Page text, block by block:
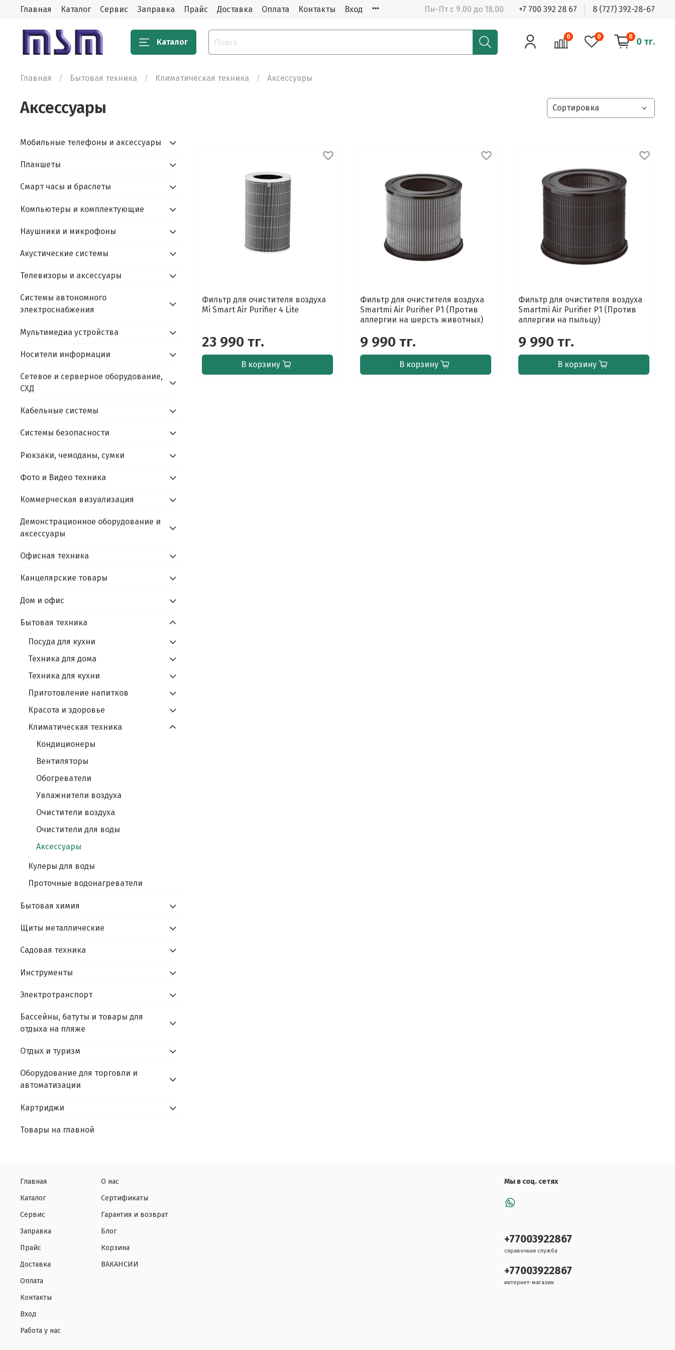
Главная Каталог Сервис Заправка Прайс Доставка Оплата Контакты Вход Пн-Пт с 9.00 до 18.00 +7 700 392 28 67 8 (727) 392-28-67
Каталог
0 0 0 0 тг.
Главная Бытовая техника Климатическая техника Аксессуары
Аксессуары
Фильтр для очистителя воздуха
Mi Smart Air Purifier 4 Lite
23 990 тг.
В корзину
Фильтр для очистителя воздуха
Smartmi Air Purifier P1 (Против
аллергии на шерсть животных)
9 990 тг.
В корзину
Фильтр для очистителя воздуха
Smartmi Air Purifier P1 (Против
аллергии на пыльцу)
9 990 тг.
В корзину
Мобильные телефоны и аксессуары
Планшеты
Смарт часы и браслеты
Компьютеры и комплектующие
Наушники и микрофоны
Акустические системы
Телевизоры и аксессуары
Системы автономного
электроснабжения
Мультимедиа устройства
Носители информации
Сетевое и серверное оборудование,
СХД
Кабельные системы
Системы безопасности
Рюкзаки, чемоданы, сумки
Фото и Видео техника
Коммерческая визуализация
Демонстрационное оборудование и
аксессуары
Офисная техника
Канцелярские товары
Дом и офис
Бытовая техника
Посуда для кухни
Техника для дома
Техника для кухни
Приготовление напитков
Красота и здоровье
Климатическая техника
Кондиционеры
Вентиляторы
Обогреватели
Увлажнители воздуха
Очистители воздуха
Очистители для воды
Аксессуары
Кулеры для воды
Проточные водонагреватели
Бытовая химия
Щиты металлические
Садовая техника
Инструменты
Электротранспорт
Бассейны, батуты и товары для
отдыха на пляже
Отдых и туризм
Оборудование для торговли и
автоматизации
Картриджи
Товары на главной
Главная
Каталог
Сервис
Заправка
Прайс
Доставка
Оплата
Контакты
Вход
Работа у нас
О нас
Сертификаты
Гарантия и возврат
Блог
Корзина
ВАКАНСИИ
Мы в соц. сетях
+77003922867
справочная служба
+77003922867
интернет-магазин